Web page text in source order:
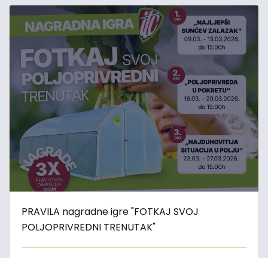
PRAVILA nagradne igre "FOTKAJ SVOJ
POLJOPRIVREDNI TRENUTAK"